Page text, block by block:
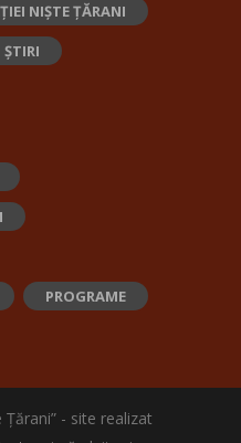
NIȘTE ȚĂRANI
ȘTIRI
PROGRAME
- site realizat